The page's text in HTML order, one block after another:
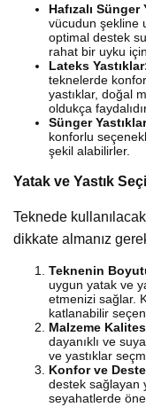
Hafızalı Sünger
vücudun şekline
optimal destek
rahat bir uyku
Lateks
teknelerde
yastıklar, doğal
oldukça
Sünger
konforlu
şekil alabilirler.
Yatak ve Yastık
Teknede
dikkate almanız
Teknenin
uygun yatak ve
etmenizi sağlar.
katlanabilir
Malzeme
dayanıklı ve
ve yastıklar
Konfor ve
destek sağlayan
seyahatlerde